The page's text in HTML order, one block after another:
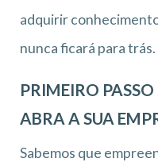
adquirir
nunca ficará para trás.
PRIMEIRO
ABRA A SUA
Sabemos que